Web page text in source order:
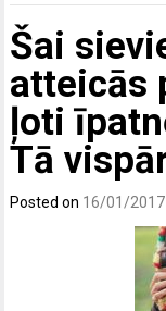
Šai
atteicās
ļoti
Tā
Posted on 16/01/2017